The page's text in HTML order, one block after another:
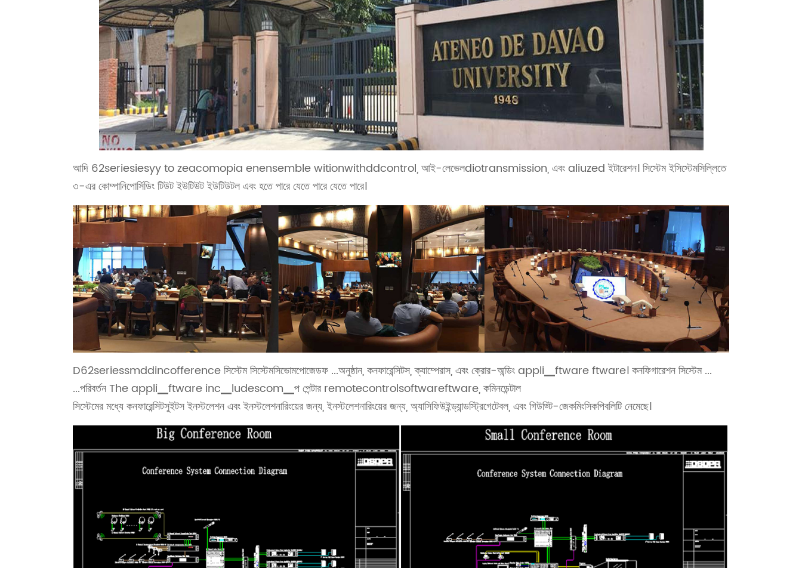
আদি 62seriesiesyy to zeacomopia enensemble witionwithddcontrol, আই-লেভেলdiotransmission, এবং aliuzed ইটারেশন। সিস্টেম ইসিস্টেমসিল্লিতে
৩-এর কোম্পানিপোর্সিডিং টিউট ইউটিউট ইউটিউটল এবং হতে পারে যেতে পারে যেতে পারে।
D62seriessmddincofference সিস্টেম সিস্টেমসিভোমপোজেডফ ...অনুষ্ঠান, কনফারেন্সিটস, ক্যাম্পেরাস, এবং ক্রোর-অন্ডিং appli▁ftware ftware। কনফিগারেশন সিস্টেম ...
...পরিবর্তন The appli▁ftware inc▁ludescom▁প পেন্টার remotecontrolsoftwareftware, কমিনডেন্টাল
সিস্টেমের মধ্যে কনফারেন্সিটসুইটস ইনস্টলেশন এবং ইনস্টলেশনারিংয়ের জন্য, ইনস্টলেশনারিংয়ের জন্য, অ্যাসিফিউইন্ড্যান্ডস্ট্রিগেটেবল, এবং গিউড্টি-জেকমিংসিকপিবলিটি নেমেছে।